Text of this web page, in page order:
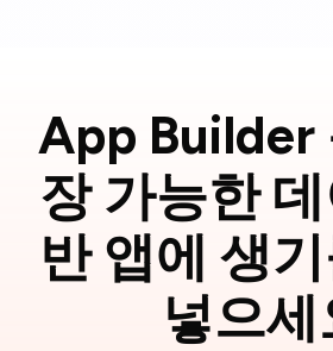
App Builder
장 가능한
반 앱에 생
넣으세